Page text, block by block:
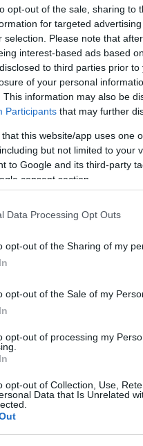
opt-out of the sale, sharing
for targeted
selection. Please note that
interest-based ads based
to third parties prior
of your personal
This information may also be
Participants that may further
that this website/app uses one
but not limited to your
to Google and its third-party
consent section.
Data Processing Opt Outs
opt-out of the Sharing of my
opt-out of the Sale of my
opt-out of processing my
opt-out of Collection, Use,
Data that Is Unrelated
3,5 φορές
ο κίνδυνος σοβαρής
κάκωσης
μην μένεις στο